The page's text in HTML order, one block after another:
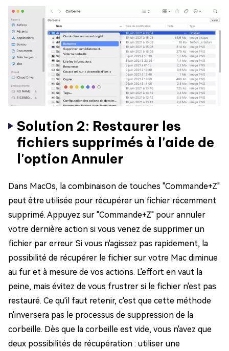
Solution 2: Restaurer les
fichiers supprimés à l'aide de
l'option Annuler
Dans MacOs, la combinaison de touches "Commande+Z"
peut être utilisée pour récupérer un fichier récemment
supprimé. Appuyez sur "Commande+Z" pour annuler
votre dernière action si vous venez de supprimer un
fichier par erreur. Si vous n'agissez pas rapidement, la
possibilité de récupérer le fichier sur votre Mac diminue
au fur et à mesure de vos actions. L'effort en vaut la
peine, mais évitez de vous frustrer si le fichier n'est pas
restauré. Ce qu'il faut retenir, c'est que cette méthode
n'inversera pas le processus de suppression de la
corbeille. Dès que la corbeille est vide, vous n'avez que
deux possibilités de récupération : utiliser une